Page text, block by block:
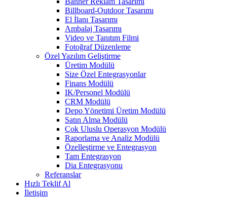
Billboard-Outdoor Tasarımı
El İlanı Tasarımı
Ambalaj Tasarımı
Video ve Tanıtım Filmi
Fotoğraf Düzenleme
Özel Yazılım Geliştirme
Üretim Modülü
Size Özel Entegrasyonlar
Finans Modülü
IK/Personel Modülü
CRM Modülü
Depo Yönetimi Üretim Modülü
Satın Alma Modülü
Çok Uluslu Operasyon Modülü
Raporlama ve Analiz Modülü
Özelleştirme ve Entegrasyon
Tam Entegrasyon
Dia Entegrasyonu
Referanslar
Hızlı Teklif Al
İletişim